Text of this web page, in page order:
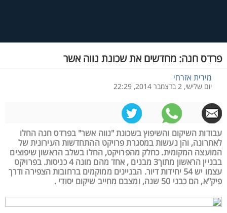
פרדס חנה: מחדשים את שכונת נווה אשר
מירית אזרחי
יום שלישי, 2 בדצמבר 2014, 22:29
עבודות השיקום והשיפוץ בשכונת "נווה אשר" בפרדס חנה החלו
לאחרונה, והן נעשות במסגרת פרויקט ההתחדשות העירונית של
המועצה המקומית. כחלק מהפרויקט, החלו בשלב הראשון שיפוצים
בבניין הראשון מתוך3 מבנים , אחד מהם מונה 4 כניסות. בפרויקט
עצמו יש 54 יחידות דיור. הבניינים ממוקמים ברחובות הצפירה ודרך
פיק"א, הם כבני 50 שנה, ומצבם מחייב שיקום יסודי .